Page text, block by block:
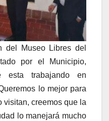
del Museo Libres del
por el Municipio,
esta trabajando en
lo mejor para
visitan, creemos que la
lo manejará mucho